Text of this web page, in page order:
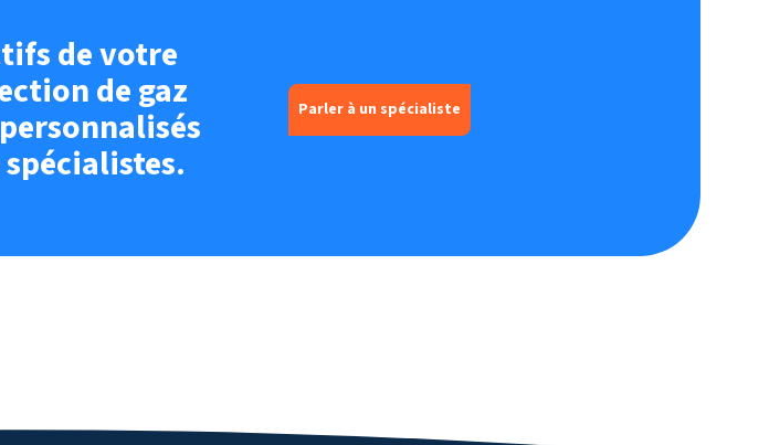
de votre
de gaz Parler à un spécialiste